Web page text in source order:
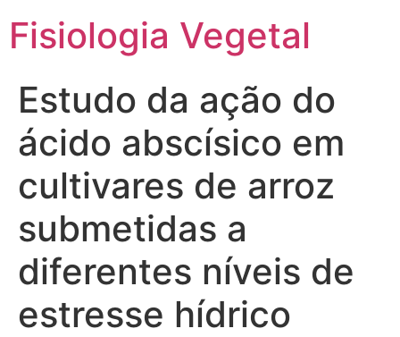
Fisiologia Vegetal
Estudo da ação do
ácido abscísico em
cultivares de arroz
submetidas a
diferentes níveis de
estresse hídrico